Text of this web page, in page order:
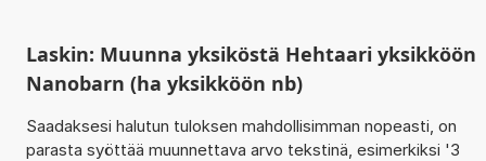
Laskin: Muunna yksiköstä Hehtaari yksikköön
Nanobarn (ha yksikköön nb)
Saadaksesi halutun tuloksen mahdollisimman nopeasti, on
parasta syöttää muunnettava arvo tekstinä, esimerkiksi '3